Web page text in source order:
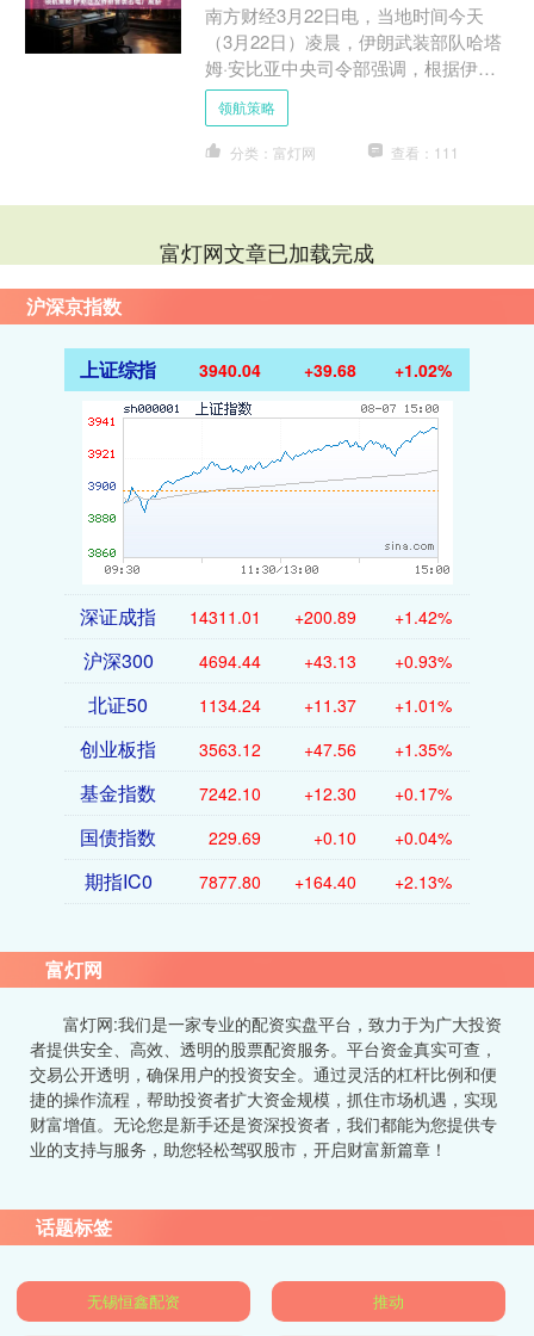
南方财经3月22日电，当地时间今天
（3月22日）凌晨，伊朗武装部队哈塔
姆·安比亚中央司令部强调，根据伊朗
此前发出的警告，如果伊朗的燃料与能
源基础设施遭到敌方攻击....
领航策略
分类：富灯网 查看：111
富灯网文章已加载完成
沪深京指数
上证综指 3940.04 +39.68 +1.02%
深证成指 14311.01 +200.89 +1.42%
沪深300 4694.44 +43.13 +0.93%
北证50 1134.24 +11.37 +1.01%
创业板指 3563.12 +47.56 +1.35%
基金指数 7242.10 +12.30 +0.17%
国债指数 229.69 +0.10 +0.04%
期指IC0 7877.80 +164.40 +2.13%
富灯网
富灯网:我们是一家专业的配资实盘平台，致力于为广大投资
者提供安全、高效、透明的股票配资服务。平台资金真实可查，
交易公开透明，确保用户的投资安全。通过灵活的杠杆比例和便
捷的操作流程，帮助投资者扩大资金规模，抓住市场机遇，实现
财富增值。无论您是新手还是资深投资者，我们都能为您提供专
业的支持与服务，助您轻松驾驭股市，开启财富新篇章！
话题标签
无锡恒鑫配资 推动